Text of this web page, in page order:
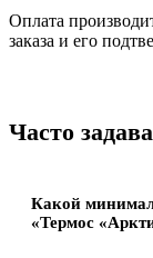
Оплата
заказа и его
Часто
Какой
«Термос